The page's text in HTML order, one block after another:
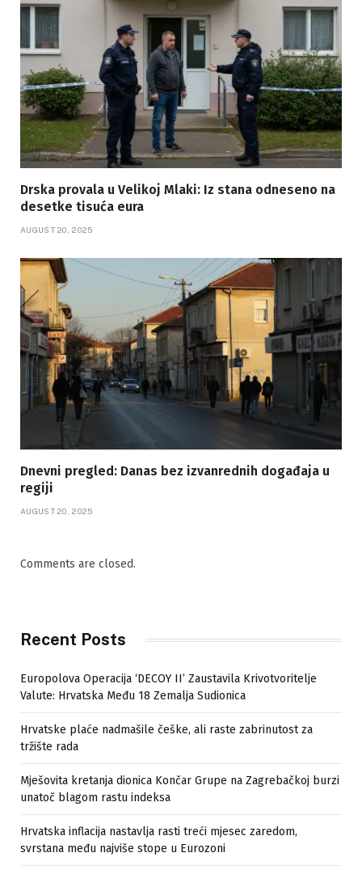
Drska provala u Velikoj Mlaki: Iz stana odneseno na
desetke tisuća eura
AUGUST 20, 2025
Dnevni pregled: Danas bez izvanrednih događaja u
regiji
AUGUST 20, 2025
Comments are closed.
Recent Posts
Europolova Operacija ‘DECOY II’ Zaustavila Krivotvoritelje
Valute: Hrvatska Među 18 Zemalja Sudionica
Hrvatske plaće nadmašile češke, ali raste zabrinutost za
tržište rada
Mješovita kretanja dionica Končar Grupe na Zagrebačkoj burzi
unatoč blagom rastu indeksa
Hrvatska inflacija nastavlja rasti treći mjesec zaredom,
svrstana među najviše stope u Eurozoni